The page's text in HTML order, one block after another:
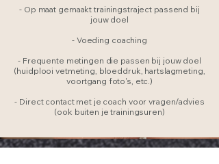
- Op maat gemaakt trainingstraject passend bij
jouw doel
- Voeding coaching
- Frequente metingen die passen bij jouw doel
(huidplooi vetmeting, bloeddruk, hartslagmeting,
voortgang foto's, etc.)
- Direct contact met je coach voor vragen/advies
(ook buiten je trainingsuren)